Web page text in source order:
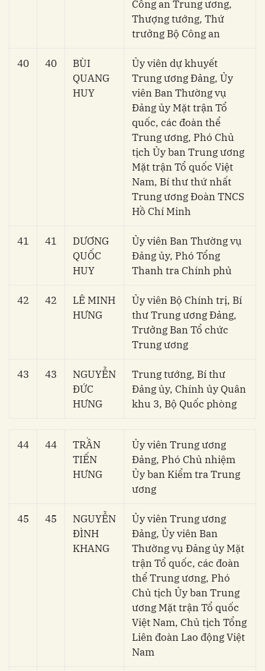
Công an Trung ương,
Thượng tướng, Thứ
trưởng Bộ Công an
40 40
BÙI
QUANG
HUY
Ủy viên dự khuyết
Trung ương Đảng, Ủy
viên Ban Thường vụ
Đảng ủy Mặt trận Tổ
quốc, các đoàn thể
Trung ương, Phó Chủ
tịch Ủy ban Trung ương
Mặt trận Tổ quốc Việt
Nam, Bí thư thứ nhất
Trung ương Đoàn TNCS
Hồ Chí Minh
41 41
DƯƠNG
QUỐC
HUY
Ủy viên Ban Thường vụ
Đảng ủy, Phó Tổng
Thanh tra Chính phủ
42 42
LÊ MINH
HƯNG
Ủy viên Bộ Chính trị, Bí
thư Trung ương Đảng,
Trưởng Ban Tổ chức
Trung ương
43 43
NGUYỄN
ĐỨC
HƯNG
Trung tướng, Bí thư
Đảng ủy, Chính ủy Quân
khu 3, Bộ Quốc phòng
44 44
TRẦN
TIẾN
HƯNG
Ủy viên Trung ương
Đảng, Phó Chủ nhiệm
Ủy ban Kiểm tra Trung
ương
45 45
NGUYỄN
ĐÌNH
KHANG
Ủy viên Trung ương
Đảng, Ủy viên Ban
Thường vụ Đảng ủy Mặt
trận Tổ quốc, các đoàn
thể Trung ương, Phó
Chủ tịch Ủy ban Trung
ương Mặt trận Tổ quốc
Việt Nam, Chủ tịch Tổng
Liên đoàn Lao động Việt
Nam